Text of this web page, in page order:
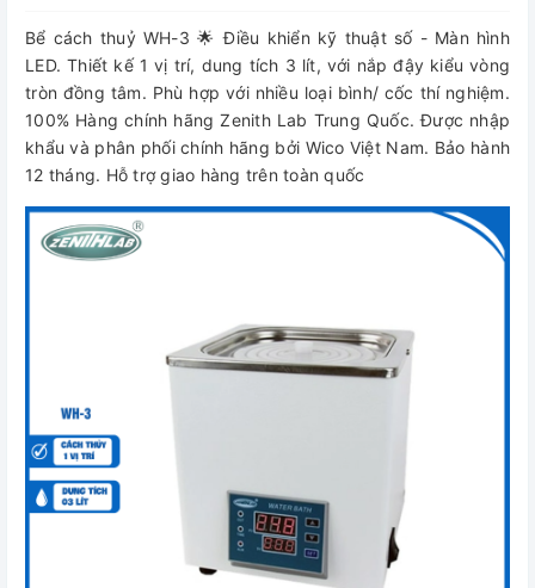
Bể cách thuỷ WH-3 🌟 Điều khiển kỹ thuật số - Màn hình
LED. Thiết kế 1 vị trí, dung tích 3 lít, với nắp đậy kiểu vòng
tròn đồng tâm. Phù hợp với nhiều loại bình/ cốc thí nghiệm.
100% Hàng chính hãng Zenith Lab Trung Quốc. Được nhập
khẩu và phân phối chính hãng bởi Wico Việt Nam. Bảo hành
12 tháng. Hỗ trợ giao hàng trên toàn quốc